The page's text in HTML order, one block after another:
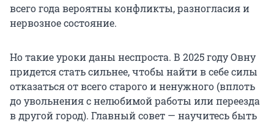
всего года вероятны конфликты, разногласия и
нервозное состояние.
Но такие уроки даны неспроста. В 2025 году Овну
придется стать сильнее, чтобы найти в себе силы
отказаться от всего старого и ненужного (вплоть
до увольнения с нелюбимой работы или переезда
в другой город). Главный совет — научитесь быть